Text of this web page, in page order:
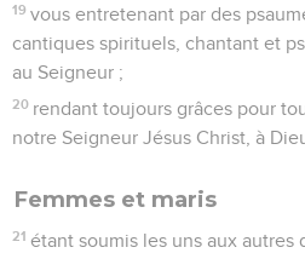
19 vous entretenant par des
cantiques spirituels, chantant et
au Seigneur ;
20 rendant toujours grâces pour
notre Seigneur Jésus Christ, à
Femmes et maris
21 étant soumis les uns aux autres